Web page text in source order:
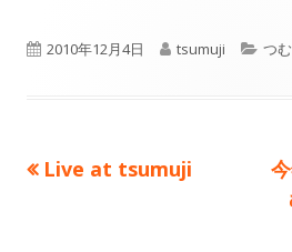
公
2010年12月4日
作
tsumuji
カ
リ
つ
投前
Live at tsumuji
次